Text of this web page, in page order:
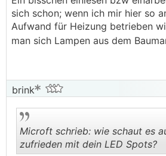
sich schon; wenn ich mir hier so
Aufwand für Heizung betrieben
man sich Lampen aus dem
brink
Microft schrieb: wie schaut es
zufrieden mit dein LED Spots?